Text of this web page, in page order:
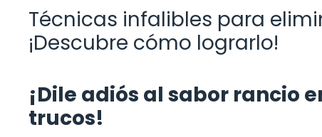
Técnicas infalibles para
¡Descubre cómo lograrlo!
¡Dile adiós al sabor rancio
trucos!